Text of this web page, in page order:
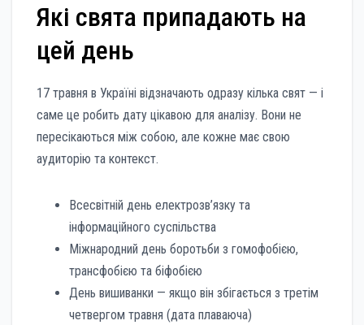
Які свята припадають на
цей день
17 травня в Україні відзначають одразу кілька свят — і
саме це робить дату цікавою для аналізу. Вони не
пересікаються між собою, але кожне має свою
аудиторію та контекст.
Всесвітній день електрозв’язку та
інформаційного суспільства
Міжнародний день боротьби з гомофобією,
трансфобією та біфобією
День вишиванки — якщо він збігається з третім
четвергом травня (дата плаваюча)